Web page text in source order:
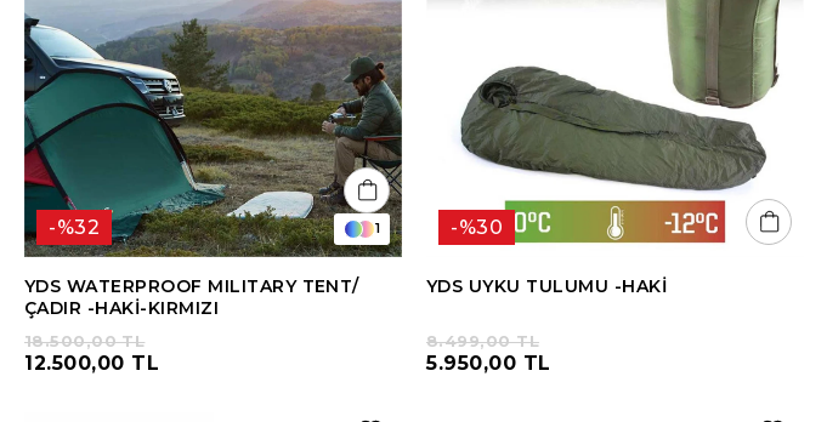
YDS WATERPROOF MILITARY TENT/
ÇADIR -HAKİ-KIRMIZI
%32
12.500,00 TL
18.500,00 TL
1
YDS UYKU TULUMU -HAKİ
%30
5.950,00 TL
8.499,00 TL